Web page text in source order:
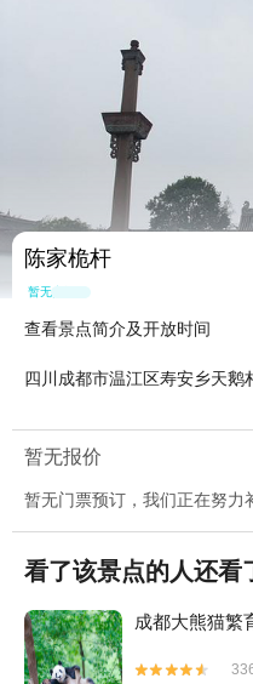
陈家桅杆
暂无点评
查看景点简介及开放时间
四川成都市温江区寿安乡天鹅
暂无报价
暂无门票预订，我们正在努力
看了该景点的人还看
成都大熊猫繁

